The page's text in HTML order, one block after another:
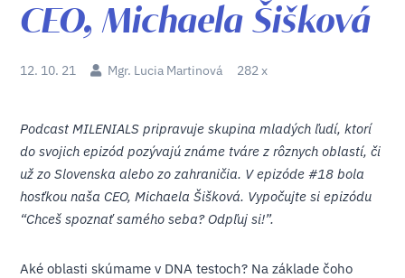
CEO, Michaela Šišková
12. 10. 21 Mgr. Lucia Martinová 282 x
Podcast MILENIALS pripravuje skupina mladých ľudí, ktorí
do svojich epizód pozývajú známe tváre z rôznych oblastí, či
už zo Slovenska alebo zo zahraničia. V epizóde #18 bola
hosťkou naša CEO, Michaela Šišková. Vypočujte si epizódu
“Chceš spoznať samého seba? Odpľuj si!”.
Aké oblasti skúmame v DNA testoch? Na základe čoho